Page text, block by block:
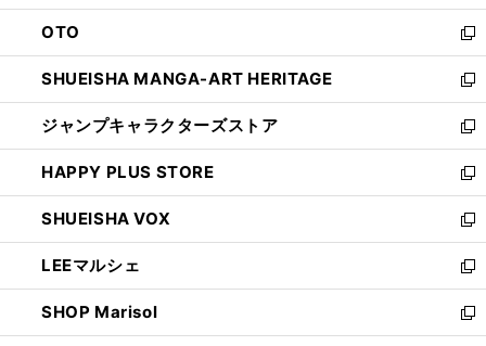
ウ
で
開
く
ン
ド
ウ
で
開
く
OTO
新
し
い
ウ
ィ
ン
ド
ウ
で
開
く
SHUEISHA MANGA-ART HERITAGE
新
し
い
ウ
ィ
ン
ド
ウ
で
開
く
ジャンプキャラクターズストア
新
し
い
ウ
ィ
ン
ド
ウ
で
開
HAPPY PLUS STORE
新
し
い
ウ
ィ
ン
ド
ウ
SHUEISHA VOX
新
し
い
ウ
ィ
ン
LEEマルシェ
新
し
い
ウ
SHOP Marisol
新
し